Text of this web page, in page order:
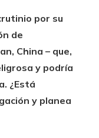
por su
de
China – que,
y podría
¿Está
y planea